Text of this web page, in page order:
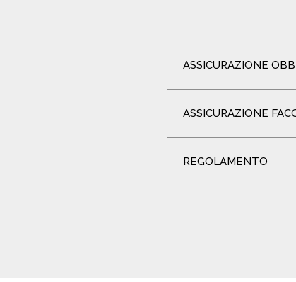
ASSICURAZIONE
ASSICURAZIONE
REGOLAMENTO